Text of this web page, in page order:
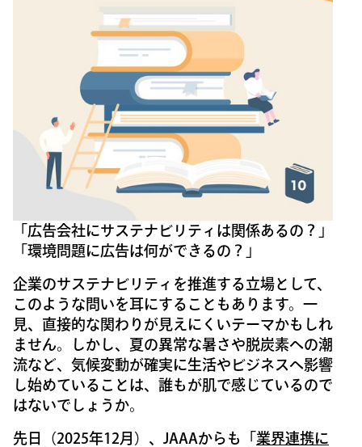
「広告会社にサステナビリティは関係あるの？」
「環境問題に広告は何ができるの？」
企業のサステナビリティを推進する立場として、
このような問いを耳にすることもあります。一
見、直接的な関わりが見えにくいテーマかもしれ
ません。しかし、夏の異常な暑さや脱炭素への潮
流など、気候変動が確実に生活やビジネスへ影響
し始めていることは、誰もが肌で感じているので
はないでしょうか。
先日（2025年12月）、JAAAからも「 業界連携に